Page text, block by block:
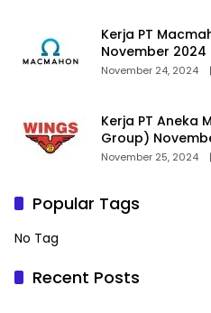
Kerja PT
November 2024
November 24, 2024
Kerja PT Aneka
Group)
November 25, 2024
Popular Tags
No Tag
Recent Posts